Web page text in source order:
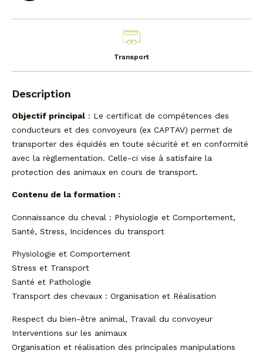
Transport
Description
Objectif principal : Le certificat de compétences des
conducteurs et des convoyeurs (ex CAPTAV) permet de
transporter des équidés en toute sécurité et en conformité
avec la règlementation. Celle-ci vise à satisfaire la
protection des animaux en cours de transport.
Contenu de la formation :
Connaissance du cheval : Physiologie et Comportement,
Santé, Stress, Incidences du transport
Physiologie et Comportement
Stress et Transport
Santé et Pathologie
Transport des chevaux : Organisation et Réalisation
Respect du bien-être animal, Travail du convoyeur
Interventions sur les animaux
Organisation et réalisation des principales manipulations